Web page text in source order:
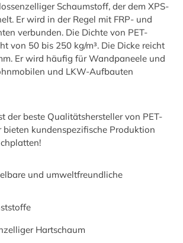
Schaumstoff, der dem XPS-
Er wird in der Regel mit FRP- und
verbunden. Die Dichte von PET-
von 50 bis 250 kg/m³. Die Dicke reicht
Er wird häufig für Wandpaneele und
und LKW-Aufbauten
der beste Qualitätshersteller von PET-
bieten kundenspezifische Produktion
und umweltfreundliche
Hartschaum